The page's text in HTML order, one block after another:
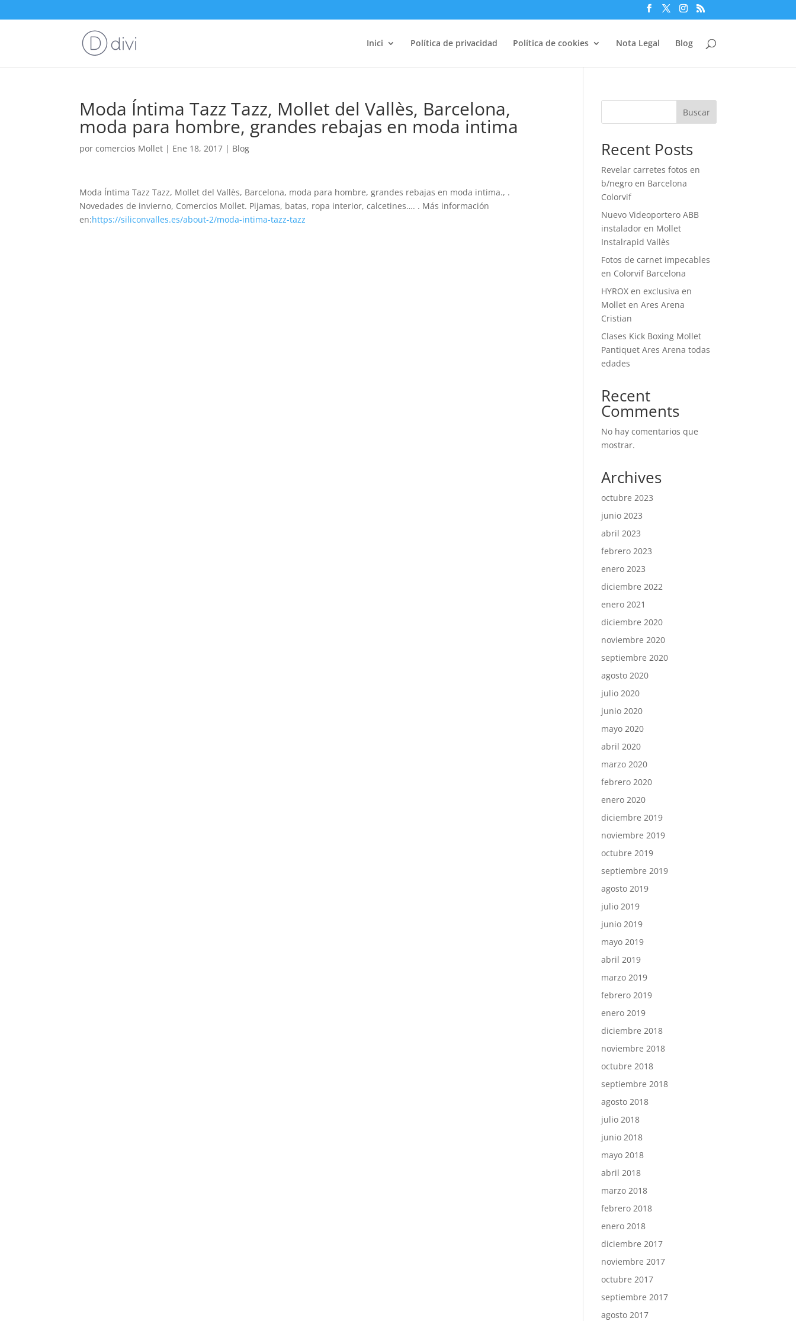
Inici Política de privacidad Política de cookies Nota Legal Blog
Moda Íntima Tazz Tazz, Mollet del Vallès, Barcelona,
moda para hombre, grandes rebajas en moda intima
porcomercios Mollet | Ene 18, 2017 | Blog
Moda Íntima Tazz Tazz, Mollet del Vallès, Barcelona, moda para hombre, grandes rebajas en moda intima., .
Novedades de invierno, Comercios Mollet. Pijamas, batas, ropa interior, calcetines…. . Más información
en:https://siliconvalles.es/about-2/moda-intima-tazz-tazz
Buscar
Recent Posts
Revelar carretes fotos en
b/negro en Barcelona
Colorvif
Nuevo Videoportero ABB
instalador en Mollet
Instalrapid Vallès
Fotos de carnet impecables
en Colorvif Barcelona
HYROX en exclusiva en
Mollet en Ares Arena
Cristian
Clases Kick Boxing Mollet
Pantiquet Ares Arena todas
edades
Recent
Comments
No hay comentarios que
mostrar.
Archives
octubre 2023
junio 2023
abril 2023
febrero 2023
enero 2023
diciembre 2022
enero 2021
diciembre 2020
noviembre 2020
septiembre 2020
agosto 2020
julio 2020
junio 2020
mayo 2020
abril 2020
marzo 2020
febrero 2020
enero 2020
diciembre 2019
noviembre 2019
octubre 2019
septiembre 2019
agosto 2019
julio 2019
junio 2019
mayo 2019
abril 2019
marzo 2019
febrero 2019
enero 2019
diciembre 2018
noviembre 2018
octubre 2018
septiembre 2018
agosto 2018
julio 2018
junio 2018
mayo 2018
abril 2018
marzo 2018
febrero 2018
enero 2018
diciembre 2017
noviembre 2017
octubre 2017
septiembre 2017
agosto 2017